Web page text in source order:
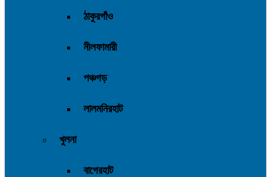
ঠাকুরগাঁও
নীলফামারী
পঞ্চগড়
লালমনিরহাট
খুলনা
বাগেরহাট